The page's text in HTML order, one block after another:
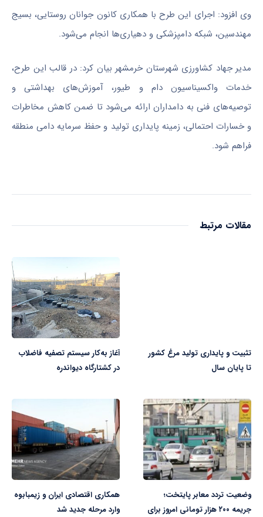
وی افزود: اجرای این طرح با همکاری کانون جوانان روستایی، بسیج
مهندسین، شبکه دامپزشکی و دهیاری‌ها انجام می‌شود.
مدیر جهاد کشاورزی شهرستان خرمشهر بیان کرد: در قالب این طرح،
خدمات واکسیناسیون دام و طیور، آموزش‌های بهداشتی و
توصیه‌های فنی به دامداران ارائه می‌شود تا ضمن کاهش مخاطرات
و خسارات احتمالی، زمینه پایداری تولید و حفظ سرمایه دامی منطقه
فراهم شود.
مقالات مرتبط
تثبیت و پایداری تولید مرغ کشور
تا پایان سال
آغاز به‌کار سیستم تصفیه فاضلاب
در کشتارگاه دیواندره
وضعیت تردد معابر پایتخت؛
جریمه ۲۰۰ هزار تومانی امروز برای
همکاری اقتصادی ایران و زیمبابوه
وارد مرحله جدید شد